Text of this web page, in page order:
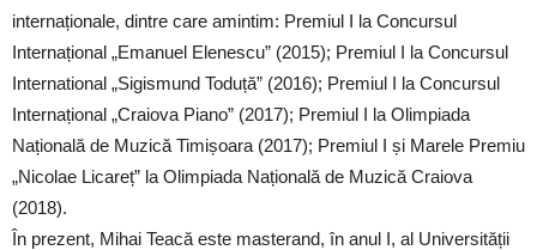
internaționale, dintre care amintim: Premiul I la Concursul
Internațional „Emanuel Elenescu” (2015); Premiul I la Concursul
International „Sigismund Toduță” (2016); Premiul I la Concursul
Internațional „Craiova Piano” (2017); Premiul I la Olimpiada
Națională de Muzică Timișoara (2017); Premiul I și Marele Premiu
„Nicolae Licareț” la Olimpiada Națională de Muzică Craiova
(2018).
În prezent, Mihai Teacă este masterand, în anul I, al Universității